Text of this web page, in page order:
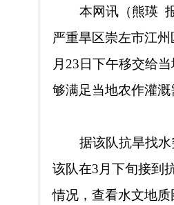
本网讯（熊瑛
严重旱区崇左市江
月 23 日下午移交给
够满足当地农作灌溉
据该队抗旱找
该队在3 月下旬接到
情况，查看水文地